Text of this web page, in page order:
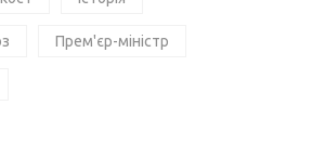
Прем'єр-міністр